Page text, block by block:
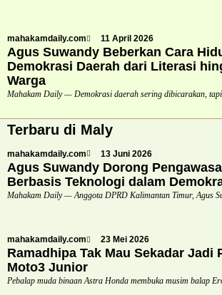
mahakamdaily.com 11 April 2026
Agus Suwandy Beberkan Cara
Demokrasi Daerah dari Literasi
Warga
Mahakam Daily — Demokrasi daerah sering dibicarakan,
Terbaru di Maly
mahakamdaily.com 13 Juni 2026
Agus Suwandy Dorong
Berbasis Teknologi dalam
Mahakam Daily — Anggota DPRD Kalimantan Timur, Agus
mahakamdaily.com 23 Mei 2026
Ramadhipa Tak Mau Sekadar Jadi
Moto3 Junior
Pebalap muda binaan Astra Honda membuka musim balap